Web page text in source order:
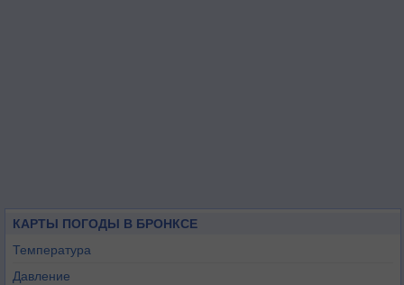
КАРТЫ ПОГОДЫ В БРОНКСЕ
Температура
Давление